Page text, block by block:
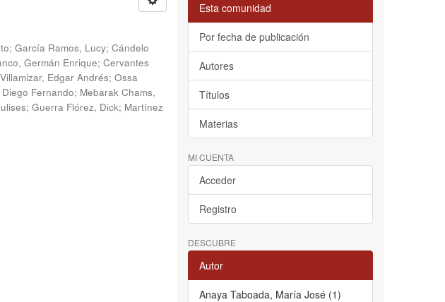
; García Ramos, Lucy; Cándelo
Germán Enrique; Cervantes
Edgar Andrés; Ossa
Fernando; Mebarak Chams,
; Guerra Flórez, Dick; Martínez
Esta comunidad
Por fecha de publicación
Autores
Títulos
Materias
MI CUENTA
Acceder
Registro
DESCUBRE
Autor
Anaya Taboada, María José (1)